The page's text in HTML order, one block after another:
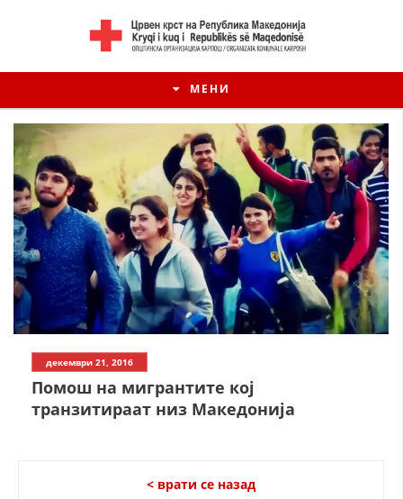
МЕНИ
декември 21, 2016
Помош на мигрантите кој
транзитираат низ Македонија
< врати се назад